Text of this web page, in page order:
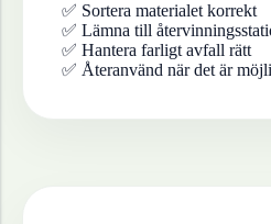
✅ Sortera materialet korrekt
✅ Lämna till
✅ Hantera farligt avfall rätt
✅ Återanvänd när det är